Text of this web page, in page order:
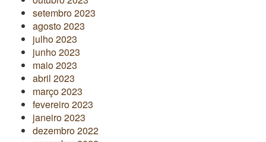
setembro 2023
agosto 2023
julho 2023
junho 2023
maio 2023
abril 2023
março 2023
fevereiro 2023
janeiro 2023
dezembro 2022